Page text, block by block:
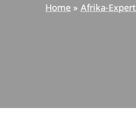
Home Afrika-Expert